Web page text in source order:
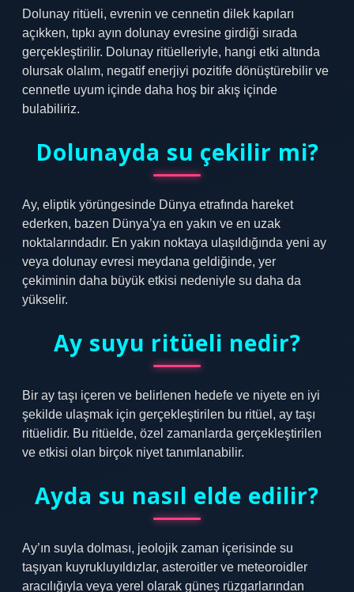
Dolunay ritüeli, evrenin ve cennetin dilek kapıları
açıkken, tıpkı ayın dolunay evresine girdiği sırada
gerçekleştirilir. Dolunay ritüelleriyle, hangi etki altında
olursak olalım, negatif enerjiyi pozitife dönüştürebilir ve
cennetle uyum içinde daha hoş bir akış içinde
bulabiliriz.
Dolunayda su çekilir mi?
Ay, eliptik yörüngesinde Dünya etrafında hareket
ederken, bazen Dünya’ya en yakın ve en uzak
noktalarındadır. En yakın noktaya ulaşıldığında yeni ay
veya dolunay evresi meydana geldiğinde, yer
çekiminin daha büyük etkisi nedeniyle su daha da
yükselir.
Ay suyu ritüeli nedir?
Bir ay taşı içeren ve belirlenen hedefe ve niyete en iyi
şekilde ulaşmak için gerçekleştirilen bu ritüel, ay taşı
ritüelidir. Bu ritüelde, özel zamanlarda gerçekleştirilen
ve etkisi olan birçok niyet tanımlanabilir.
Ayda su nasıl elde edilir?
Ay’ın suyla dolması, jeolojik zaman içerisinde su
taşıyan kuyrukluyıldızlar, asteroitler ve meteoroidler
aracılığıyla veya yerel olarak güneş rüzgarlarından